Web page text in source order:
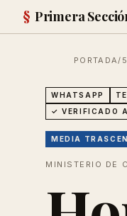
§ Primera
PORTADA/
WHATSAPP
✓ VERIFICADO
MEDIA
MINISTERIO DE